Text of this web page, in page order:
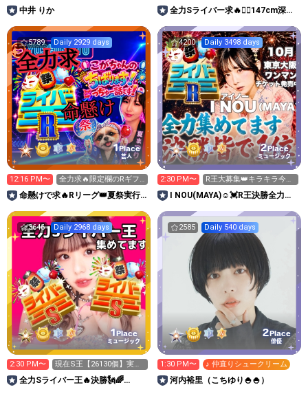
中井 りか
げ15以上😭❤️‍🔥
全力Sライバー求🔥❤️‍🔥147cm深川
5789 Daily 2929 days
1Place
芸人
12:16 PM〜
全力求🔥限定欄のRギフ
ト👑昨日までのイベ応援
感謝✨
命懸けで求🔥Rリーグ👑夏祭実行
4200 Daily 3498 days
2Place
ミュージック
2:30 PM〜
R王大募集👑キラキラ今日
切は18時以降に🙏
I NOU(MAYA)☺︎︎︎︎💓R王決勝全力挑
3646 Daily 2968 days
1 Place
ミュージック
2:30 PM〜
現在S王【26130個】実際
の獲得数カウント中
全力Sライバー王🔥決勝🗽🌈
2585 Daily 540 days
2Place
俳優
1:30 PM〜 ♪ 仲直りシュークリーム
河内裕里（こちゆり🍚🍚）